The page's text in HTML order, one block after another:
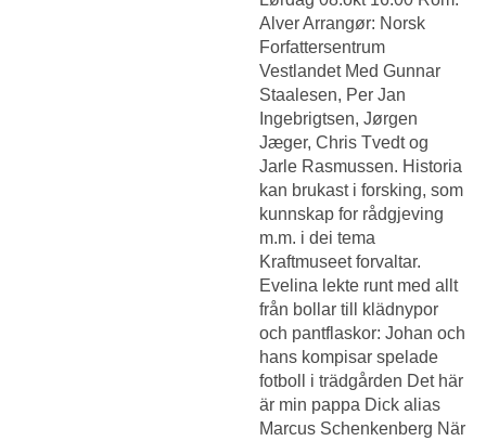
Alver Arrangør: Norsk
Forfattersentrum
Vestlandet Med Gunnar
Staalesen, Per Jan
Ingebrigtsen, Jørgen
Jæger, Chris Tvedt og
Jarle Rasmussen. Historia
kan brukast i forsking, som
kunnskap for rådgjeving
m.m. i dei tema
Kraftmuseet forvaltar.
Evelina lekte runt med allt
från bollar till klädnypor
och pantflaskor: Johan och
hans kompisar spelade
fotboll i trädgården Det här
är min pappa Dick alias
Marcus Schenkenberg När